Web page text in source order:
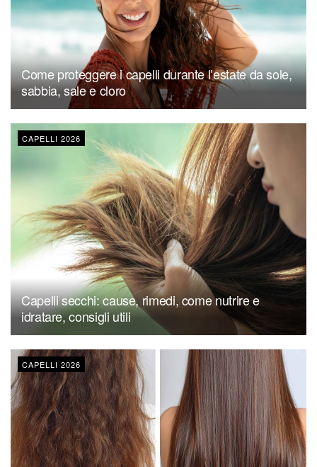
Come proteggere i capelli durante l’estate da sole,
sabbia, sale e cloro
CAPELLI 2026
Capelli secchi: cause, rimedi, come nutrire e
idratare, consigli utili
CAPELLI 2026